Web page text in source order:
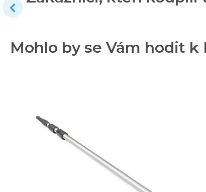
Mohlo by se Vám hodit k